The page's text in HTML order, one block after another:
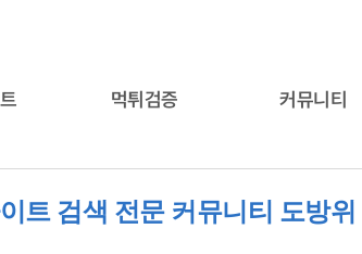
먹튀검증 커뮤니티
트 검색 전문 커뮤니티 도방위